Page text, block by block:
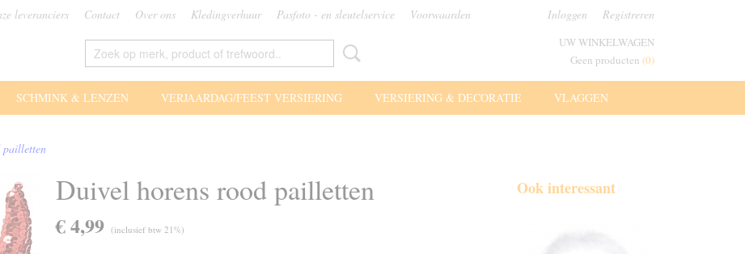
leveranciers Contact Over ons Kledingverhuur Pasfoto - en sleutelservice Voorwaarden Inloggen Registreren
UW WINKELWAGEN
Geen producten (0)
SCHMINK & LENZEN VERJAARDAG/FEEST VERSIERING VERSIERING & DECORATIE VLAGGEN
pailletten
Duivel horens rood pailletten
€ 4,99 (inclusief btw 21%)
Ook interessant